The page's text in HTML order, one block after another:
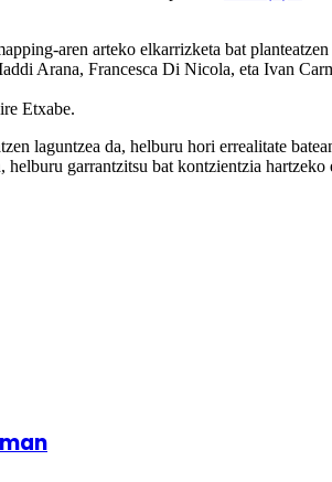
aren arteko elkarrizketa bat
Arana, Francesca Di Nicola, eta Ivan
Etxabe.
laguntzea da, helburu hori errealitate
garrantzitsu bat kontzientzia hartzeko